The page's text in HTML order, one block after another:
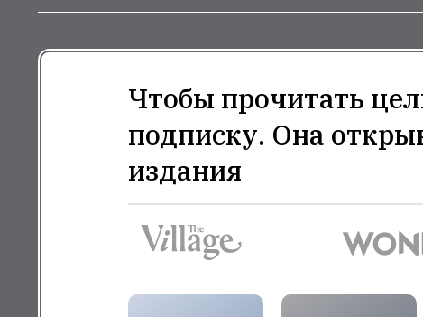
Чтобы прочитать
подписку. Она
издания